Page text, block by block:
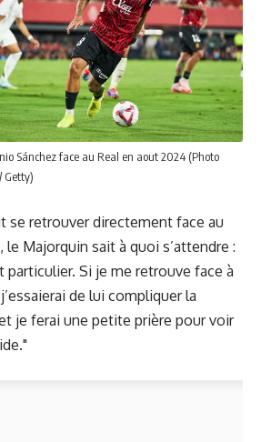
Sánchez face au Real en aout 2024 (Photo
Getty)
se retrouver directement face au
le Majorquin sait à quoi s’attendre :
particulier. Si je me retrouve face à
de lui compliquer la
je ferai une petite prière pour voir